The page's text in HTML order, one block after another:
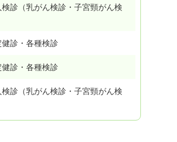
検診（乳がん検診・子宮頸がん検
診・各種検診
診・各種検診
検診（乳がん検診・子宮頸がん検